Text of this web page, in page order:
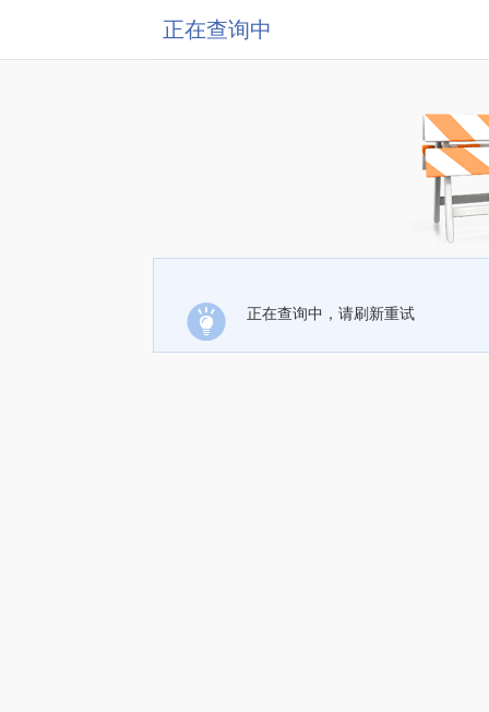
正在查询中
正在查询中，请刷新重试